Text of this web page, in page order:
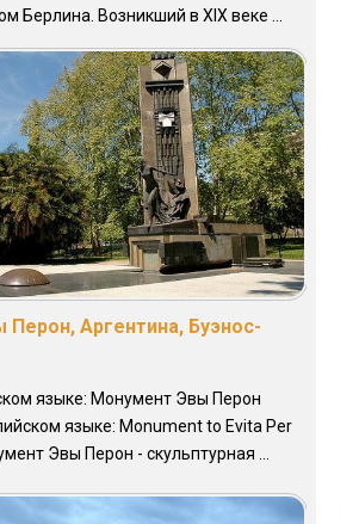
Берлина. Возникший в XIX веке ...
Аргентина, Буэнос-
языке: Монумент Эвы Перон
языке: Monument to Evita Per
Эвы Перон - скульптурная ...